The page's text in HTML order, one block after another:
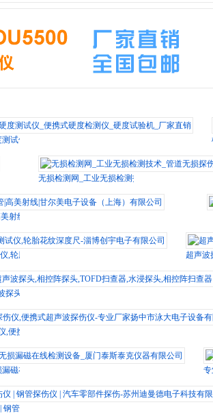
试仪_便携式硬度检测仪_硬度试验机_厂家直销
无损检测网_工业无损检测技术_管道无损探伤设
射线|甘尔美电子设备（上海）有限公司
,轮胎花纹深度尺-淄博创宇电子有限公司 超声波
探头,相控阵探头,TOFD扫查器,水浸探头,相控阵扫查器
,便携式超声波探伤仪-专业厂家扬中市泳大电子设备有限
磁在线检测设备_厦门泰斯泰克仪器有限公司
| 钢管探伤仪 | 汽车零部件探伤-苏州迪曼德电子科技有限公